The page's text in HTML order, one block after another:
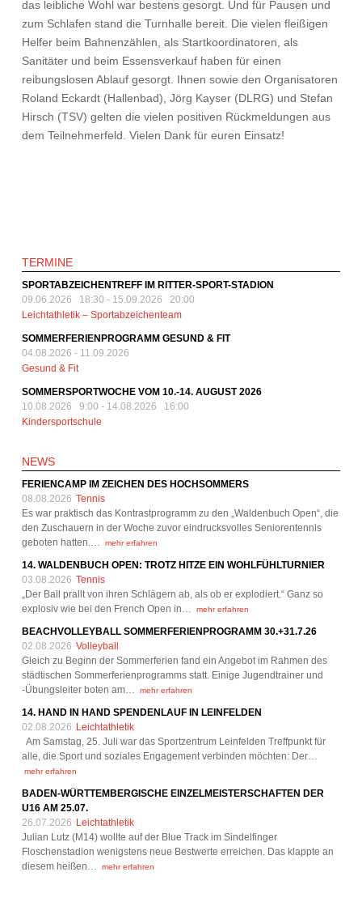
das leibliche Wohl war bestens gesorgt. Und für Pausen und
zum Schlafen stand die Turnhalle bereit. Die vielen fleißigen
Helfer beim Bahnenzählen, als Startkoordinatoren, als
Sanitäter und beim Essensverkauf haben für einen
reibungslosen Ablauf gesorgt. Ihnen sowie den Organisatoren
Roland Eckardt (Hallenbad), Jörg Kayser (DLRG) und Stefan
Hirsch (TSV) gelten die vielen positiven Rückmeldungen aus
dem Teilnehmerfeld. Vielen Dank für euren Einsatz!
TERMINE
SPORTABZEICHENTREFF IM RITTER-SPORT-STADION
09.06.2026 18:30 - 15.09.2026 20:00
Leichtathletik – Sportabzeichenteam
SOMMERFERIENPROGRAMM GESUND & FIT
04.08.2026 - 11.09.2026
Gesund & Fit
SOMMERSPORTWOCHE VOM 10.-14. AUGUST 2026
10.08.2026 9:00 - 14.08.2026 16:00
Kindersportschule
NEWS
FERIENCAMP IM ZEICHEN DES HOCHSOMMERS
08.08.2026 Tennis
Es war praktisch das Kontrastprogramm zu den „Waldenbuch Open“, die
den Zuschauern in der Woche zuvor eindrucksvolles Seniorentennis
geboten hatten.…
mehr erfahren
14. WALDENBUCH OPEN: TROTZ HITZE EIN WOHLFÜHLTURNIER
03.08.2026 Tennis
„Der Ball prallt von ihren Schlägern ab, als ob er explodiert.“ Ganz so
explosiv wie bei den French Open in…
mehr erfahren
BEACHVOLLEYBALL SOMMERFERIENPROGRAMM 30.+31.7.26
02.08.2026 Volleyball
Gleich zu Beginn der Sommerferien fand ein Angebot im Rahmen des
städtischen Sommerferienprogramms statt. Einige Jugendtrainer und
-Übungsleiter boten am…
mehr erfahren
14. HAND IN HAND SPENDENLAUF IN LEINFELDEN
02.08.2026 Leichtathletik
Am Samstag, 25. Juli war das Sportzentrum Leinfelden Treffpunkt für
alle, die Sport und soziales Engagement verbinden möchten: Der…
mehr erfahren
BADEN-WÜRTTEMBERGISCHE EINZELMEISTERSCHAFTEN DER
U16 AM 25.07.
26.07.2026 Leichtathletik
Julian Lutz (M14) wollte auf der Blue Track im Sindelfinger
Floschenstadion wenigstens neue Bestwerte erreichen. Das klappte an
diesem heißen…
mehr erfahren